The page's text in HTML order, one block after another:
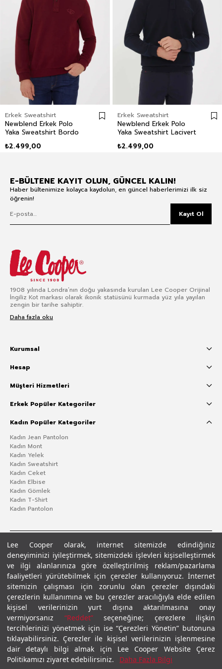
Lee Cooper olarak, internet sitemizde edindiğiniz
deneyiminizi iyileştirmek, sitemizdeki işlevleri kişiselleştirmek
ve ilgi alanlarınıza göre özelleştirilmiş reklam/pazarlama
faaliyetleri yürütebilmek için çerezler kullanıyoruz. İnternet
sitemizin çalışması için zorunlu olan çerezler dışındaki
çerezlerin kullanımına ve bu çerezler aracılığıyla elde edilen
kişisel verilerinizin yurt dışına aktarılmasına onay
vermiyorsanız “Reddet”seçeneğine; çerezlere ilişkin
tercihlerinizi yönetmek için ise “Çerezleri Yönetin” butonuna
tıklayabilirsiniz. Çerezler ile kişisel verilerinizin işlenmesine
dair detaylı bilgi almak için Lee Cooper Website Çerez
Politikamızı ziyaret edebilirsiniz.
Daha Fazla Bilgi
Erkek Sweatshirt
Newblend Erkek Polo
Yaka Sweatshirt Bordo
₺2.499,00
Erkek Sweatshirt
Newblend Erkek Polo
Yaka Sweatshirt Lacivert
₺2.499,00
E-BÜLTENE KAYIT OLUN, GÜNCEL KALIN!
Haber bültenimize kolayca kaydolun, en güncel haberlerimizi ilk siz
öğrenin!
Kayıt Ol
1908 yılında Londra’nın doğu yakasında kurulan Lee Cooper Orijinal
İngiliz Kot markası olarak ikonik statüsünü kurmada yüz yıla yayılan
zengin bir tarihe sahiptir.
Daha fazla oku
Kurumsal
Hesap
Müşteri Hizmetleri
Erkek Popüler Kategoriler
Kadın Popüler Kategoriler
Kadın Jean Pantolon
Kadın Mont
Kadın Yelek
Kadın Sweatshirt
Kadın Ceket
Kadın Elbise
Kadın Gömlek
Kadın T-Shirt
Kadın Pantolon
Gizlilik PolitikasıÇerez Politikası KVKK Aydınlatma MetniŞartlar ve Koşullar
© 2026 Leecooper - Tüm Hakları Saklıdır.